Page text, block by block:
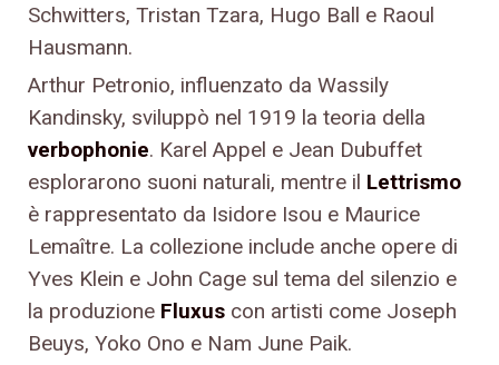
Schwitters, Tristan Tzara, Hugo Ball e Raoul
Hausmann.
Arthur Petronio, influenzato da Wassily
Kandinsky, sviluppò nel 1919 la teoria della
verbophonie. Karel Appel e Jean Dubuffet
esplorarono suoni naturali, mentre il Lettrismo
è rappresentato da Isidore Isou e Maurice
Lemaître. La collezione include anche opere di
Yves Klein e John Cage sul tema del silenzio e
la produzione Fluxus con artisti come Joseph
Beuys, Yoko Ono e Nam June Paik.